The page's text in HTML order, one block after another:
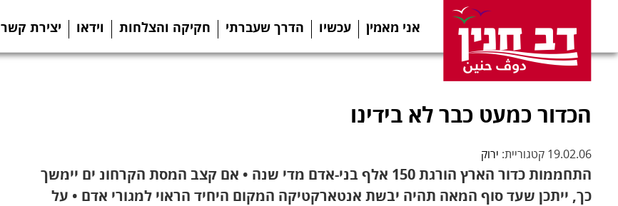
אני מאמין עכשיו הדרך שעברתי חקיקה והצלחות וידאו יצירת קשר
הכדור כמעט כבר לא בידינו
19.02.06 קטגוריית: ירוק
התחממות כדור הארץ הורגת 150 אלף בני-אדם מדי שנה • אם קצב המסת הקרחונ ים יימשך
כך, ייתכן שעד סוף המאה תהיה יבשת אנטארקטיקה המקום היחיד הראוי למגורי אדם • על